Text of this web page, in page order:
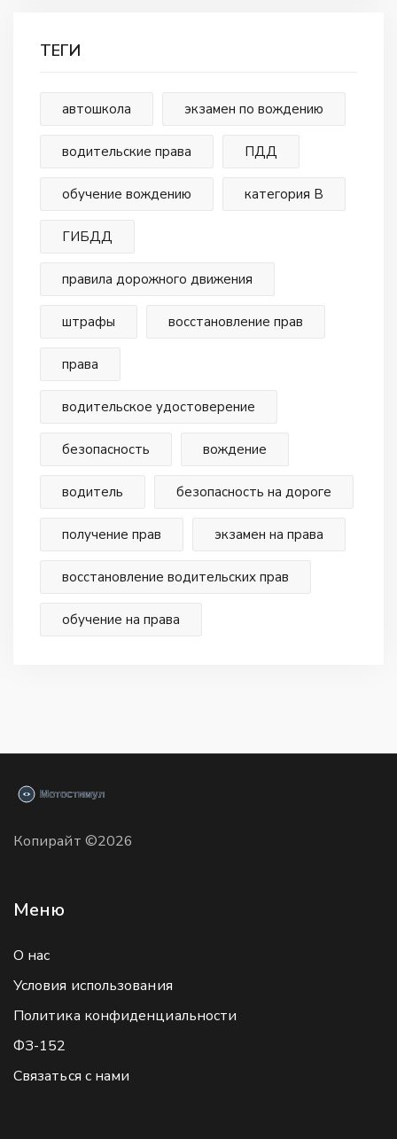
ТЕГИ
автошкола экзамен по вождению
водительские права ПДД
обучение вождению категория В
ГИБДД
правила дорожного движения
штрафы восстановление прав
права
водительское удостоверение
безопасность вождение
водитель безопасность на дороге
получение прав экзамен на права
восстановление водительских прав
обучение на права
Копирайт ©2026
Меню
О нас
Условия использования
Политика конфиденциальности
ФЗ-152
Связаться с нами